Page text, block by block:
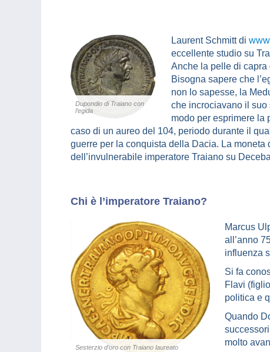
Dupondio di Traiano con
l’egida
Laurent Schmitt di
eccellente studio su
Anche la pelle di
Bisogna sapere che
non lo sapesse, la
che incrociavano il suo
modo per esprimere la
caso di un aureo del 104, periodo durante il
guerre per la conquista della Dacia. La
dell’invulnerabile imperatore Traiano su
Chi è l’imperatore Traiano?
Sesterzio d’oro con Traiano laureato
Marcus
all’anno
influenza
Si fa
Flavi
politica e
Quando
molto